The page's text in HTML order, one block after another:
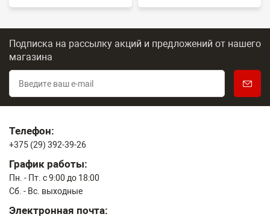
Подписка на рассылку акций и предложений от нашего
магазина
Телефон:
+375 (29) 392-39-26
График работы:
Пн. - Пт. с 9:00 до 18:00
Сб. - Вс. выходные
Электронная почта: